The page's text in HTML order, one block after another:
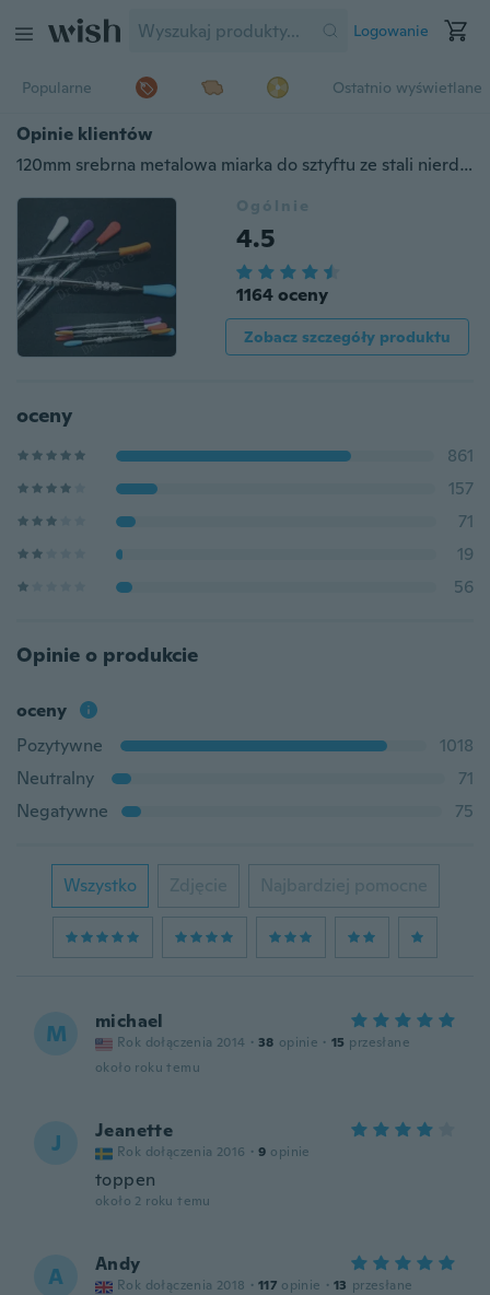
Logowanie
Popularne Ostatnio wyświetlane
Opinie klientów
120mm srebrna metalowa miarka do sztyftu ze stali nierdzewnej różdżka do wosków eterycznych
Ogólnie
4.5
1164 oceny
Zobacz szczegóły produktu
oceny
861
157
71
19
56
Opinie o produkcie
oceny
Pozytywne
1018
Neutralny
71
Negatywne
75
Wszystko Zdjęcie Najbardziej pomocne
M michael
Rok dołączenia 2014 · 38 opinie · 15 przesłane
około roku temu
J Jeanette
Rok dołączenia 2016 · 9 opinie
toppen
około 2 roku temu
A Andy
Rok dołączenia 2018 · 117 opinie · 13 przesłane